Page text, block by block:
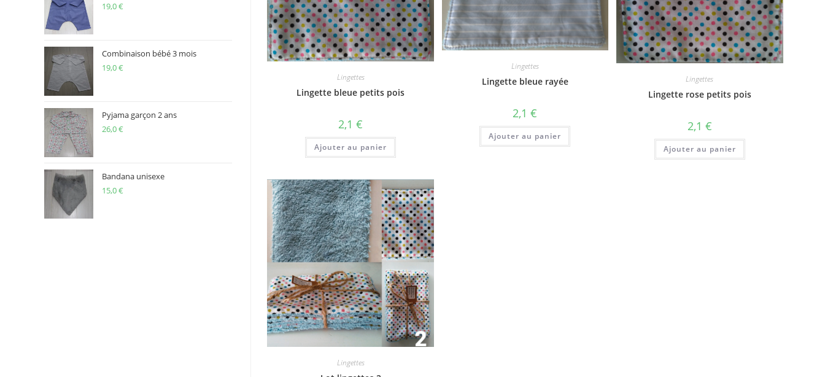
Lingettes
Lingette bleue petits pois
2,1€
Ajouter au panier
Lingettes
Lingette bleue rayée
2,1€
Ajouter au panier
Lingettes
Lingette rose petits pois
2,1 €
Ajouter au panier
Lingettes
19,0€
Combinaison bébé 3 mois
19,0€
Pyjama garçon 2 ans
26,0€
Bandana unisexe
15,0€